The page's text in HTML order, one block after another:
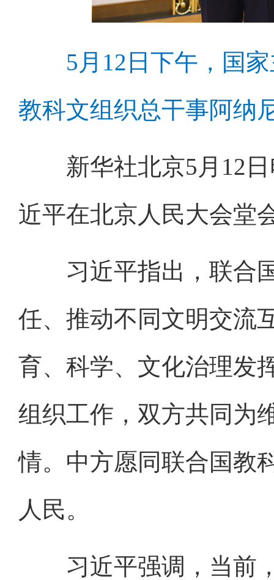
5月12日下午，国
教科文组织总干事阿纳
新华社北京5月12日
近平在北京人民大会堂
习近平指出，联合国
任、推动不同文明交流
育、科学、文化治理发
组织工作，双方共同为
情。中方愿同联合国教
人民。
习近平强调，当前，